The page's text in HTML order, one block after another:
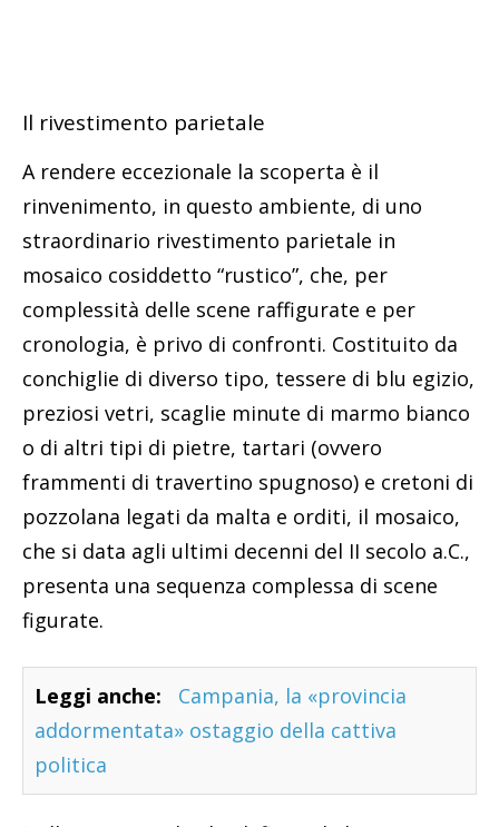
Il rivestimento parietale
A rendere eccezionale la scoperta è il
rinvenimento, in questo ambiente, di uno
straordinario rivestimento parietale in
mosaico cosiddetto “rustico”, che, per
complessità delle scene raffigurate e per
cronologia, è privo di confronti. Costituito da
conchiglie di diverso tipo, tessere di blu egizio,
preziosi vetri, scaglie minute di marmo bianco
o di altri tipi di pietre, tartari (ovvero
frammenti di travertino spugnoso) e cretoni di
pozzolana legati da malta e orditi, il mosaico,
che si data agli ultimi decenni del II secolo a.C.,
presenta una sequenza complessa di scene
figurate.
Leggi anche:
Campania, la «provincia
addormentata» ostaggio della cattiva
politica